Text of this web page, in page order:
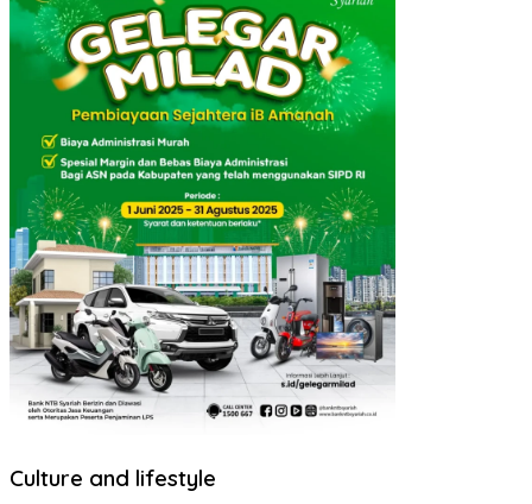
Culture and lifestyle